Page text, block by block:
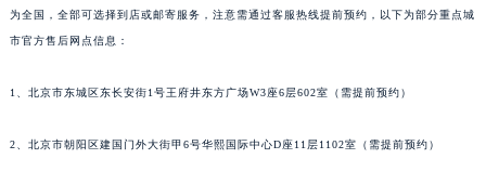
为全国，全部可选择到店或邮寄服务，注意需通过客服热线提前预约，以下为部分重点城
市官方售后网点信息：
1、北京市东城区东长安街1号王府井东方广场W3座6层602室（需提前预约）
2、北京市朝阳区建国门外大街甲6号华熙国际中心D座11层1102室（需提前预约）